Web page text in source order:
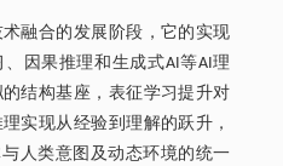
融合的发展阶段，它的实现
因果推理和生成式AI等AI理
结构基座，表征学习提升对
实现从经验到理解的跃升，
人类意图及动态环境的统一